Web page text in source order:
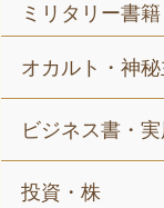
ミリタリー書籍
オカルト・神
ビジネス書・
投資・株